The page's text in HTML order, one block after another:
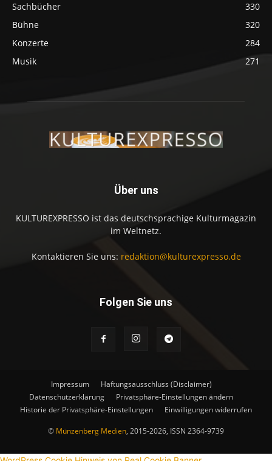
Sachbücher
330
Bühne
320
Konzerte
284
Musik
271
Über uns
KULTUREXPRESSO ist das deutschsprachige Kulturmagazin
im Weltnetz.
Kontaktieren Sie uns: redaktion@kulturexpresso.de
Folgen Sie uns
Impressum
Haftungsausschluss (Disclaimer)
Datenschutzerklärung
Privatsphäre-Einstellungen ändern
Historie der Privatsphäre-Einstellungen
Einwilligungen widerrufen
© Münzenberg Medien, 2015-2026, ISSN 2364-9739